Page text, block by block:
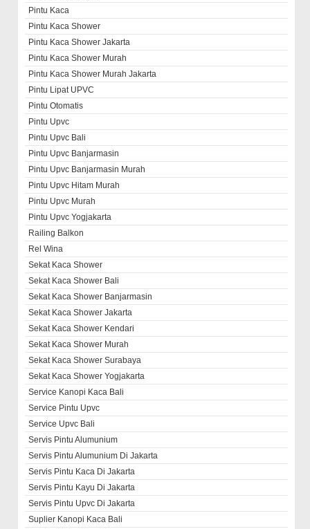
Pintu Kaca
Pintu Kaca Shower
Pintu Kaca Shower Jakarta
Pintu Kaca Shower Murah
Pintu Kaca Shower Murah Jakarta
Pintu Lipat UPVC
Pintu Otomatis
Pintu Upvc
Pintu Upvc Bali
Pintu Upvc Banjarmasin
Pintu Upvc Banjarmasin Murah
Pintu Upvc Hitam Murah
Pintu Upvc Murah
Pintu Upvc Yogjakarta
Railing Balkon
Rel Wina
Sekat Kaca Shower
Sekat Kaca Shower Bali
Sekat Kaca Shower Banjarmasin
Sekat Kaca Shower Jakarta
Sekat Kaca Shower Kendari
Sekat Kaca Shower Murah
Sekat Kaca Shower Surabaya
Sekat Kaca Shower Yogjakarta
Service Kanopi Kaca Bali
Service Pintu Upvc
Service Upvc Bali
Servis Pintu Alumunium
Servis Pintu Alumunium Di Jakarta
Servis Pintu Kaca Di Jakarta
Servis Pintu Kayu Di Jakarta
Servis Pintu Upvc Di Jakarta
Suplier Kanopi Kaca Bali